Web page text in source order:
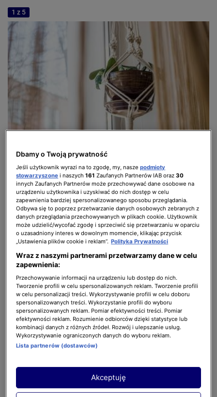
1 z 5
Makrama - kwietnik
2 z 5
Dbamy o Twoją prywatność
Jeśli użytkownik wyrazi na to zgodę, my, naszepodmioty
stowarzyszone i naszych161 Zaufanych Partnerów IAB oraz30
innych Zaufanych Partnerów może przechowywać dane osobowe na
urządzeniu użytkownika i uzyskiwać do nich dostęp w celu
zapewnienia bardziej spersonalizowanego sposobu przeglądania.
Odbywa się to poprzez przetwarzanie danych osobowych zebranych z
danych przeglądania przechowywanych w plikach cookie. Użytkownik
może udzielić/wycofać zgodę i sprzeciwić się przetwarzaniu w oparciu
o uzasadniony interes w dowolnym momencie, klikając przycisk
„Ustawienia plików cookie i reklam”. Polityka Prywatności
Wraz z naszymi partnerami przetwarzamy dane w celu
zapewnienia:
Przechowywanie informacji na urządzeniu lub dostęp do nich.
Tworzenie profili w celu spersonalizowanych reklam. Tworzenie profili
w celu personalizacji treści. Wykorzystywanie profili w celu doboru
spersonalizowanych treści. Wykorzystanie profili do wyboru
spersonalizowanych reklam. Pomiar efektywności treści. Pomiar
efektywności reklam. Rozumienie odbiorców dzięki statystyce lub
kombinacji danych z różnych źródeł. Rozwój i ulepszanie usług.
Wykorzystywanie ograniczonych danych do wyboru reklam.
Lista partnerów (dostawców)
Akceptuję